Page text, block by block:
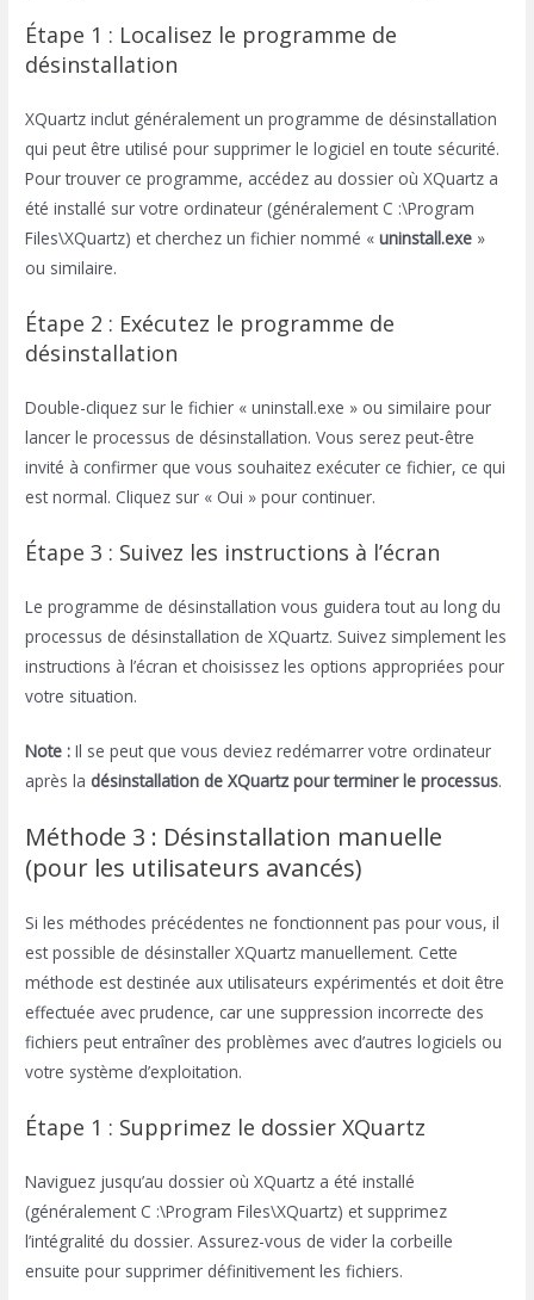
Étape 1 : Localisez le programme de
désinstallation
XQuartz inclut généralement un programme de désinstallation
qui peut être utilisé pour supprimer le logiciel en toute sécurité.
Pour trouver ce programme, accédez au dossier où XQuartz a
été installé sur votre ordinateur (généralement C :\Program
Files\XQuartz) et cherchez un fichier nommé «uninstall.exe »
ou similaire.
Étape 2 : Exécutez le programme de
désinstallation
Double-cliquez sur le fichier « uninstall.exe » ou similaire pour
lancer le processus de désinstallation. Vous serez peut-être
invité à confirmer que vous souhaitez exécuter ce fichier, ce qui
est normal. Cliquez sur « Oui » pour continuer.
Étape 3 : Suivez les instructions à l’écran
Le programme de désinstallation vous guidera tout au long du
processus de désinstallation de XQuartz. Suivez simplement les
instructions à l’écran et choisissez les options appropriées pour
votre situation.
Note : Il se peut que vous deviez redémarrer votre ordinateur
après la désinstallation de XQuartz pour terminer le processus.
Méthode 3 : Désinstallation manuelle
(pour les utilisateurs avancés)
Si les méthodes précédentes ne fonctionnent pas pour vous, il
est possible de désinstaller XQuartz manuellement. Cette
méthode est destinée aux utilisateurs expérimentés et doit être
effectuée avec prudence, car une suppression incorrecte des
fichiers peut entraîner des problèmes avec d’autres logiciels ou
votre système d’exploitation.
Étape 1 : Supprimez le dossier XQuartz
Naviguez jusqu’au dossier où XQuartz a été installé
(généralement C :\Program Files\XQuartz) et supprimez
l’intégralité du dossier. Assurez-vous de vider la corbeille
ensuite pour supprimer définitivement les fichiers.